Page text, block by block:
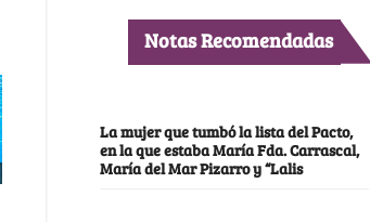
Notas Recomendadas
La mujer que tumbó la lista del Pacto,
en la que estaba María Fda. Carrascal,
María del Mar Pizarro y “Lalis